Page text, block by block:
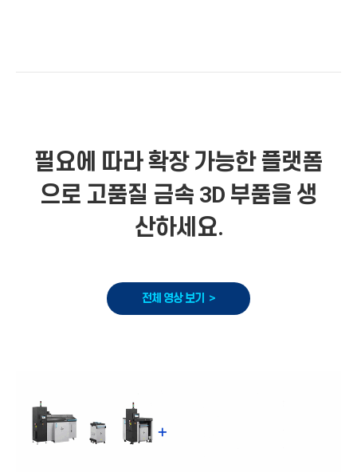
필요에 따라 확장 가능한 플랫폼
으로 고품질 금속 3D 부품을 생
산하세요.
전체 영상 보기 >